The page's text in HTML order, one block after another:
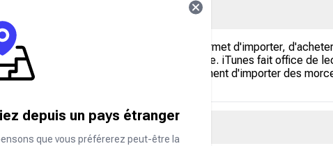
audio multicanal créé par Apple qui permet d'importer,
d'autres enregistrements à un prix modique. iTunes fait office de
pour appareils mobiles. Il permet également d'importer des
Music
depuis un pays étranger
que vous préférerez peut-être la